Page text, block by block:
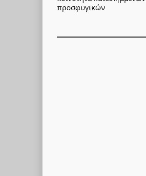
προσφυγικών